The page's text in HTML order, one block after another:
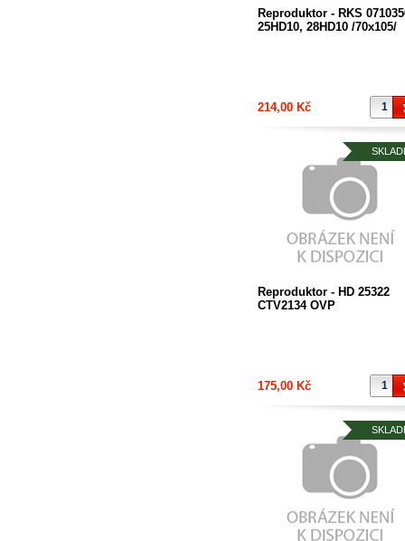
Reproduktor - RKS
25HD10, 28HD10 /70x105/
214,00 Kč
Reproduktor - HD 25322
CTV2134 OVP
175,00 Kč